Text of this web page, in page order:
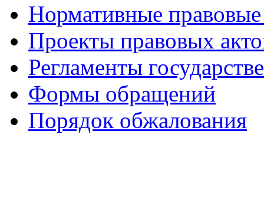
Нормативные
Проекты правовых
Регламенты
Формы обращений
Порядок обжалования